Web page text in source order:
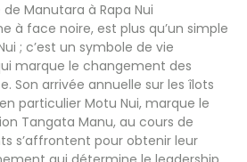
Manutara à Rapa Nui
à face noire, est plus qu’un simple
; c’est un symbole de vie
marque le changement des
Son arrivée annuelle sur les îlots
particulier Motu Nui, marque le
Tangata Manu, au cours de
s’affrontent pour obtenir leur